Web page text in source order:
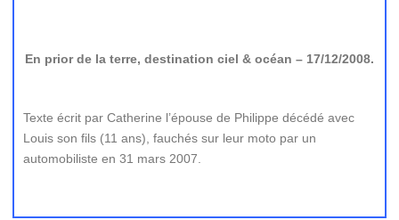
En prior de la terre, destination ciel & océan – 17/12/2008.
Texte écrit par Catherine l’épouse de Philippe décédé avec
Louis son fils (11 ans), fauchés sur leur moto par un
automobiliste en 31 mars 2007.